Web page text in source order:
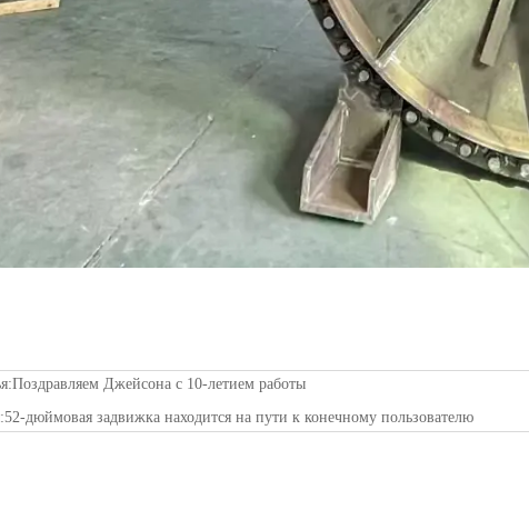
Поздравляем Джейсона с 10-летием работы
52-дюймовая задвижка находится на пути к конечному пользователю